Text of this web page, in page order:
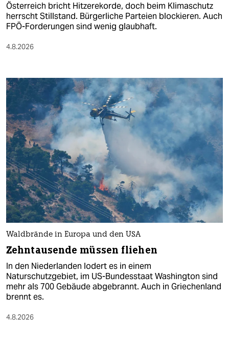
Österreich bricht Hitzerekorde, doch beim Klimaschutz
herrscht Stillstand. Bürgerliche Parteien blockieren. Auch
FPÖ-Forderungen sind wenig glaubhaft.
4.8.2026
Waldbrände in Europa und den USA
Zehntausende müssen fliehen
In den Niederlanden lodert es in einem
Naturschutzgebiet, im US-Bundesstaat Washington sind
mehr als 700 Gebäude abgebrannt. Auch in Griechenland
brennt es.
4.8.2026